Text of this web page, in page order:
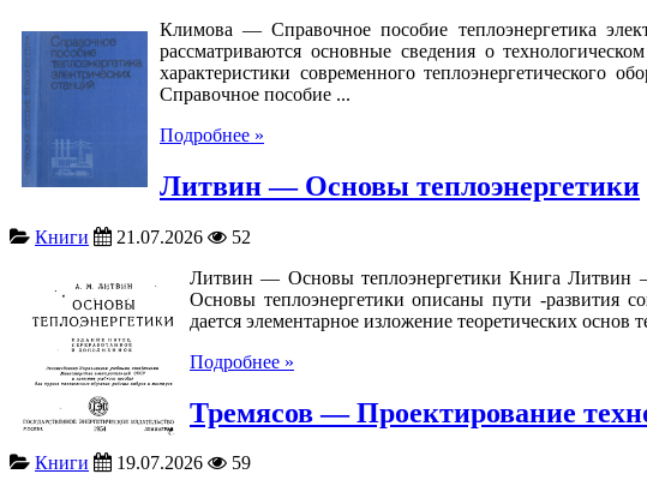
Климова — Справочное пособие теплоэнергетика
рассматриваются основные сведения о
характеристики современного теплоэнергетического
Справочное пособие ...
Подробнее »
Литвин — Основы теплоэнергетики
Книги 21.07.2026
52
Литвин — Основы теплоэнергетики Книга Литвин
Основы теплоэнергетики описаны пути -развития
дается элементарное изложение теоретических
Подробнее »
Тремясов — Проектирование
Книги 19.07.2026
59